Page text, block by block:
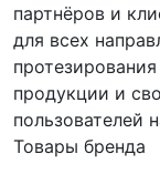
партнёров и
для всех
продукции и
пользователей
Товары бренда